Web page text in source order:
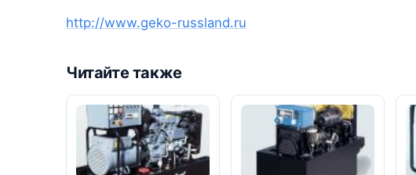
http://www.geko-russland.ru
Читайте также